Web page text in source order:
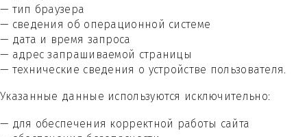
— тип браузера
— сведения об операционной системе
— дата и время запроса
— адрес запрашиваемой страницы
— технические сведения о устройстве пользователя.
Указанные данные используются исключительно:
— для обеспечения корректной работы сайта